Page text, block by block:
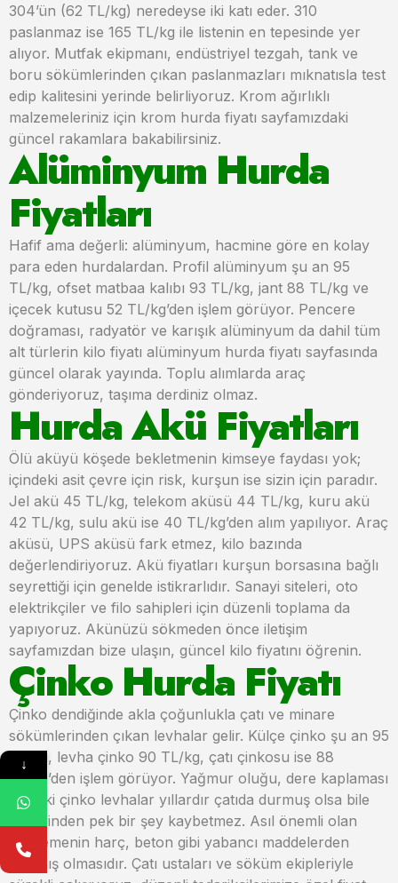
304’ün (62 TL/kg) neredeyse iki katı eder. 310
paslanmaz ise 165 TL/kg ile listenin en tepesinde yer
alıyor. Mutfak ekipmanı, endüstriyel tezgah, tank ve
boru sökümlerinden çıkan paslanmazları mıknatısla test
edip kalitesini yerinde belirliyoruz. Krom ağırlıklı
malzemeleriniz için krom hurda fiyatı sayfamızdaki
güncel rakamlara bakabilirsiniz.
Alüminyum Hurda
Fiyatları
Hafif ama değerli: alüminyum, hacmine göre en kolay
para eden hurdalardan. Profil alüminyum şu an 95
TL/kg, ofset matbaa kalıbı 93 TL/kg, jant 88 TL/kg ve
içecek kutusu 52 TL/kg’den işlem görüyor. Pencere
doğraması, radyatör ve karışık alüminyum da dahil tüm
alt türlerin kilo fiyatı alüminyum hurda fiyatı sayfasında
güncel olarak yayında. Toplu alımlarda araç
gönderiyoruz, taşıma derdiniz olmaz.
Hurda Akü Fiyatları
Ölü aküyü köşede bekletmenin kimseye faydası yok;
içindeki asit çevre için risk, kurşun ise sizin için paradır.
Jel akü 45 TL/kg, telekom aküsü 44 TL/kg, kuru akü
42 TL/kg, sulu akü ise 40 TL/kg’den alım yapılıyor. Araç
aküsü, UPS aküsü fark etmez, kilo bazında
değerlendiriyoruz. Akü fiyatları kurşun borsasına bağlı
seyrettiği için genelde istikrarlıdır. Sanayi siteleri, oto
elektrikçiler ve filo sahipleri için düzenli toplama da
yapıyoruz. Akünüzü sökmeden önce iletişim
sayfamızdan bize ulaşın, güncel kilo fiyatını öğrenin.
Çinko Hurda Fiyatı
Çinko dendiğinde akla çoğunlukla çatı ve minare
sökümlerinden çıkan levhalar gelir. Külçe çinko şu an 95
TL/kg, levha çinko 90 TL/kg, çatı çinkosu ise 88
TL/kg’den işlem görüyor. Yağmur oluğu, dere kaplaması
ve eski çinko levhalar yıllardır çatıda durmuş olsa bile
değerinden pek bir şey kaybetmez. Asıl önemli olan
malzemenin harç, beton gibi yabancı maddelerden
arınmış olmasıdır. Çatı ustaları ve söküm ekipleriyle
↓